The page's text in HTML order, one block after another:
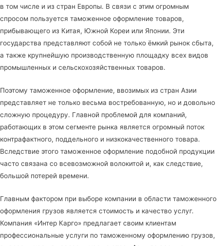
в том числе и из стран Европы. В связи с этим огромным
спросом пользуется таможенное оформление товаров,
прибывающего из Китая, Южной Кореи или Японии. Эти
государства представляют собой не только ёмкий рынок сбыта,
а также крупнейшую производственную площадку всех видов
промышленных и сельскохозяйственных товаров.
Поэтому таможенное оформление, ввозимых из стран Азии
представляет не только весьма востребованную, но и довольно
сложную процедуру. Главной проблемой для компаний,
работающих в этом сегменте рынка является огромный поток
контрафактного, поддельного и низкокачественного товара.
Вследствие этого таможенное оформление подобной продукции
часто связана со всевозможной волокитой и, как следствие,
большой потерей времени.
Главным фактором при выборе компании в области таможенного
оформления грузов является стоимость и качество услуг.
Компания «Интер Карго» предлагает своим клиентам
профессиональные услуги по таможенному оформлению грузов,